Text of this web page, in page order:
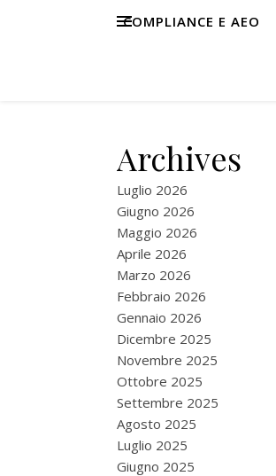
COMPLIANCE E AEO
Archives
Luglio 2026
Giugno 2026
Maggio 2026
Aprile 2026
Marzo 2026
Febbraio 2026
Gennaio 2026
Dicembre 2025
Novembre 2025
Ottobre 2025
Settembre 2025
Agosto 2025
Luglio 2025
Giugno 2025